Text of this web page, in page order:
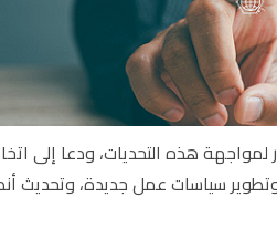
هذه التحديات، ودعا إلى
سياسات عمل جديدة، وتحديث